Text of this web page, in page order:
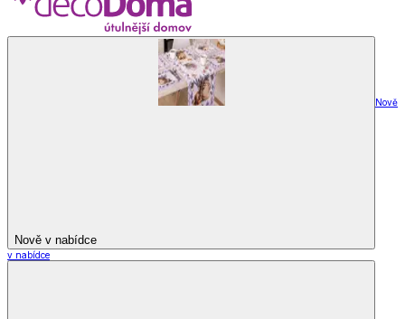
Nově v nabídce
Nově
v nabídce